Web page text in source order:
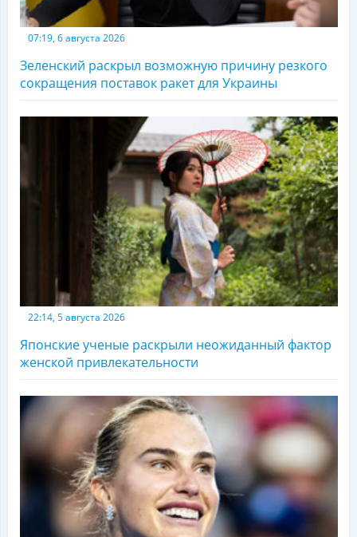
07:19, 6 августа 2026
Зеленский раскрыл возможную причину резкого
сокращения поставок ракет для Украины
22:14, 5 августа 2026
Японские ученые раскрыли неожиданный фактор
женской привлекательности